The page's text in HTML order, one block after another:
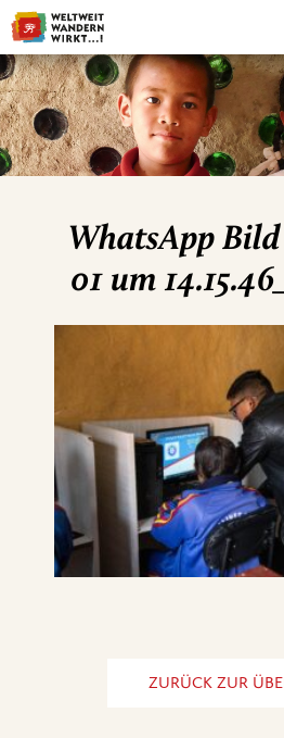
WhatsApp
01 um
ZURÜCK ZUR